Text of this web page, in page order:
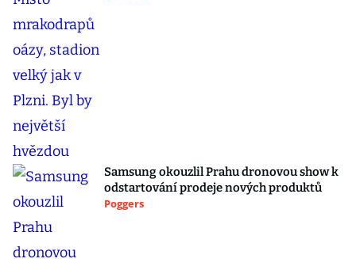
Samsung okouzlil Prahu dronovou show k
odstartování prodeje nových produktů
Poggers